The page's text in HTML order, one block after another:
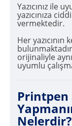
Yazıcınız ile
yazıcınıza
vermektedir.
Her
orijinaliyle
uyumlu
Printpen
Nelerdir?